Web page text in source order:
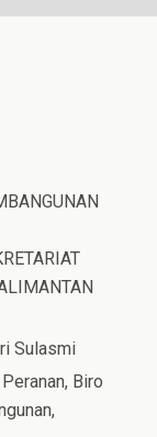
Sulasmi
Peranan, Biro